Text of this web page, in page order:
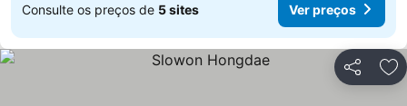
Consulte os preços de 5 sites Ver preços
Partilhar